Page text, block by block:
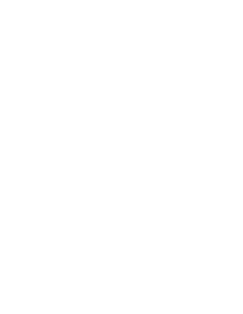
favoris
favoris